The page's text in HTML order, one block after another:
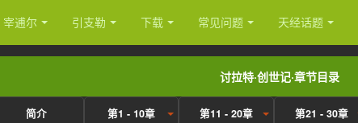
宰逋尔 引支勒 下载 常见问题 天经话题
讨拉特·创世记·章节目录
简介 第1 - 10章 第11 - 20章 第21 - 30章